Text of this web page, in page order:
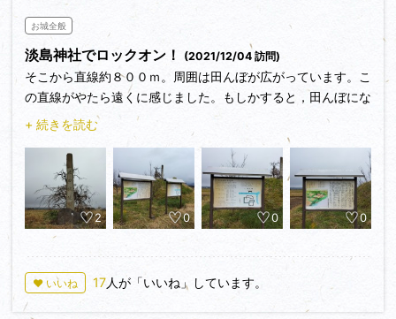
お城全般
淡島神社でロックオン！ (2021/12/04 訪問)
そこから直線約８００ｍ。周囲は田んぼが広がっています。こ
の直線がやたら遠くに感じました。もしかすると，田んぼにな
って消滅してしまうところを，奇跡的に逃れることができたの
かも…と想像してしまいました。
+ 続きを読む
2 0 0 0
♥ いいね 17人が「いいね」しています。